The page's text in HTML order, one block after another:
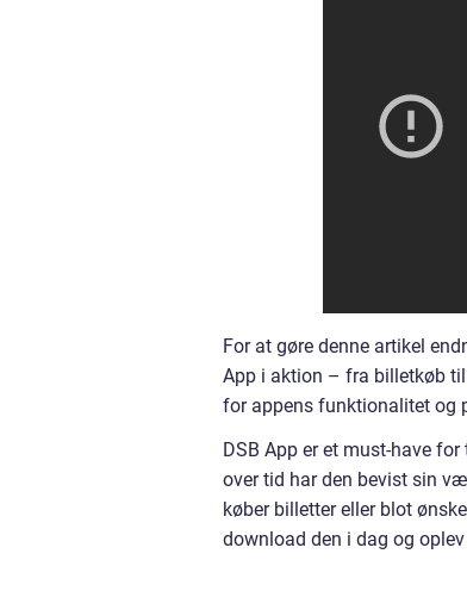
For at gøre denne artikel
App i aktion – fra billetkøb
for appens funktionalitet og
DSB App er et must-have
over tid har den bevist sin
køber billetter eller blot
download den i dag og